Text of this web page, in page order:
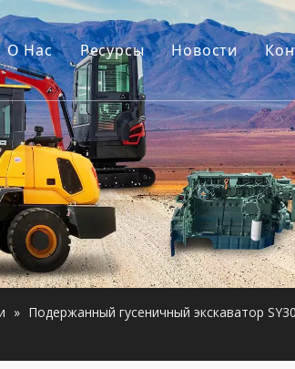
О Hас
Наша история
Наше преимущество
Ресурсы
Путеводители
Часто задаваемые
Видео
Новости
» Подержанный гусеничный экскаватор